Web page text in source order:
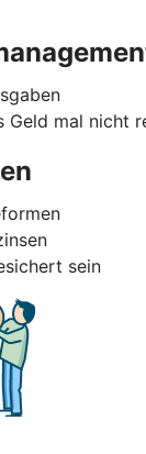
Geld mal nicht
sein